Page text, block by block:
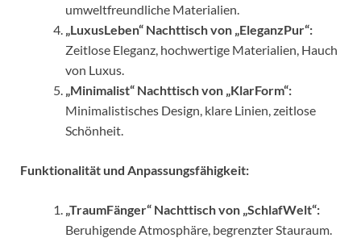
umweltfreundliche Materialien.
„LuxusLeben“ Nachttisch von „EleganzPur“:
Zeitlose Eleganz, hochwertige Materialien, Hauch
von Luxus.
„Minimalist“ Nachttisch von „KlarForm“:
Minimalistisches Design, klare Linien, zeitlose
Schönheit.
Funktionalität und Anpassungsfähigkeit:
„TraumFänger“ Nachttisch von „SchlafWelt“:
Beruhigende Atmosphäre, begrenzter Stauraum.